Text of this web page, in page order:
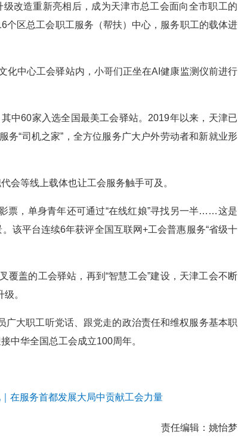
改造重新亮相后，成为天津市总工会面向全市职工的
个区总工会职工服务（帮扶）中心，服务职工的载体进
中心工会驿站内，小哥们正坐在AI健康监测仪前进行
中60家入选全国最美工会驿站。2019年以来，天津已
务“司机之家”，全方位服务广大户外劳动者和新就业形
会等线上载体也让工会服务触手可及。
票，单身青年还可通过“在线红娘”寻找另一半……这是
该平台连续6年获评全国互联网+工会普惠服务“省级十
覆盖的工会驿站，再到“智慧工会”建设，天津工会不断
。
大职工听党话、跟党走的政治责任和维权服务基本职
中华全国总工会成立100周年。
在服务首都发展大局中贡献工会力量
责任编辑： 姚怡梦